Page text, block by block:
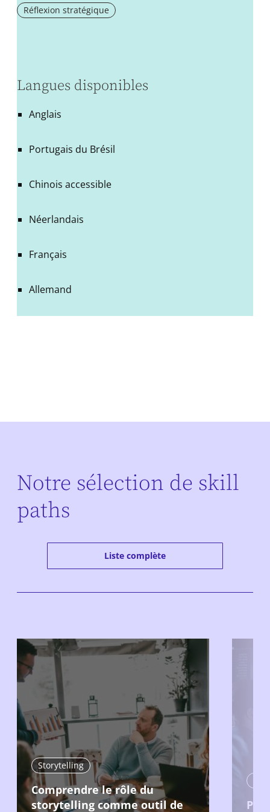
Réflexion stratégique
Langues disponibles
Anglais
Portugais du Brésil
Chinois accessible
Néerlandais
Français
Allemand
Notre sélection de skill
paths
Liste complète
Storytelling
Comprendre le rôle du
storytelling comme outil de